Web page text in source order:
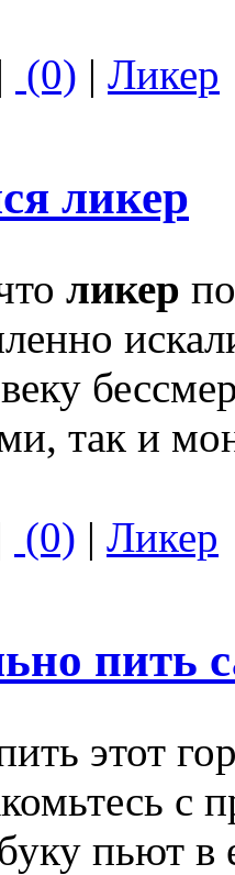
(0) | Ликер
ликер
ликер
так и
(0) | Ликер
пить
этот
с
пьют в